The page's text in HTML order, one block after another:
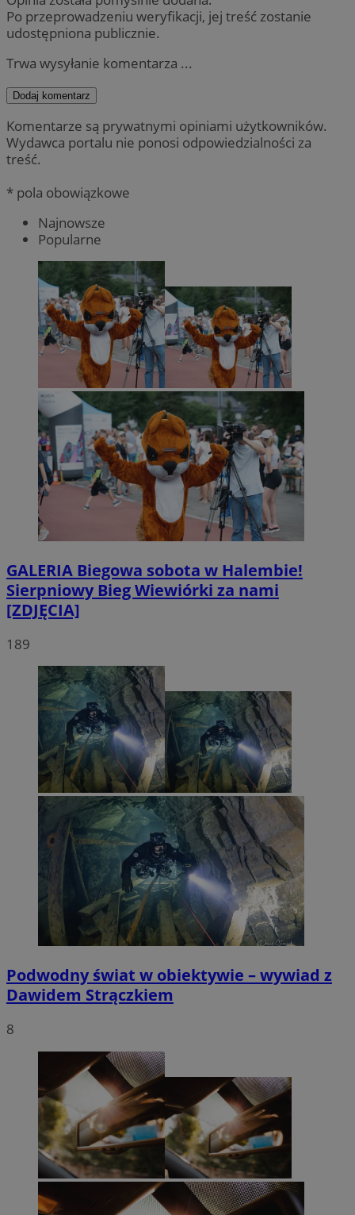
Po przeprowadzeniu weryfikacji, jej treść zostanie
udostępniona publicznie.
Trwa wysyłanie komentarza ...
Dodaj komentarz
Komentarze są prywatnymi opiniami użytkowników.
Wydawca portalu nie ponosi odpowiedzialności za
treść.
* pola obowiązkowe
Najnowsze
Popularne
GALERIA Biegowa sobota w Halembie!
Sierpniowy Bieg Wiewiórki za nami
[ZDJĘCIA]
189
Podwodny świat w obiektywie – wywiad z
Dawidem Strączkiem
8